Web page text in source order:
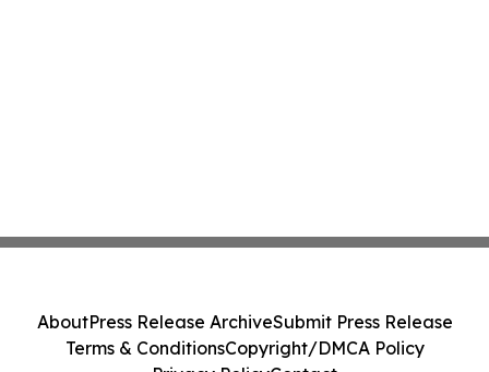
AboutPress Release ArchiveSubmit Press Release
Terms & ConditionsCopyright/DMCA Policy